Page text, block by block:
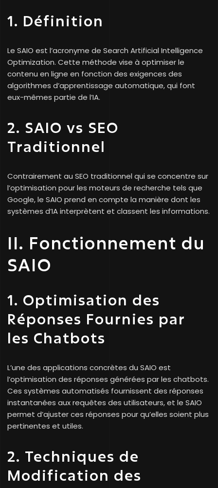
1. Définition
Le SAIO est l’acronyme de Search Artificial Intelligence
Optimization. Cette méthode vise à optimiser le
contenu en ligne en fonction des exigences des
algorithmes d’apprentissage automatique, qui font
eux-mêmes partie de l’IA.
2. SAIO vs SEO
Traditionnel
Contrairement au SEO traditionnel qui se concentre sur
l’optimisation pour les moteurs de recherche tels que
Google, le SAIO prend en compte la manière dont les
systèmes d’IA interprètent et classent les informations.
II. Fonctionnement du
SAIO
1. Optimisation des
Réponses Fournies par
les Chatbots
L’une des applications concrètes du SAIO est
l’optimisation des réponses générées par les chatbots.
Ces systèmes automatisés fournissent des réponses
instantanées aux requêtes des utilisateurs, et le SAIO
permet d’ajuster ces réponses pour qu’elles soient plus
pertinentes et utiles.
2. Techniques de
Modification des